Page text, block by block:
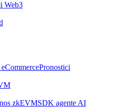
Web3
Pronostici
zkEVMSDK agente AI